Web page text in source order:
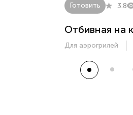
Готовить 3.8
Отбивная на
Для аэрогрилей